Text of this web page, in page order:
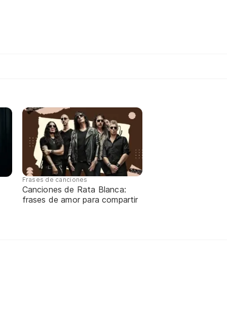
Frases de canciones
Canciones de Rata Blanca:
frases de amor para compartir